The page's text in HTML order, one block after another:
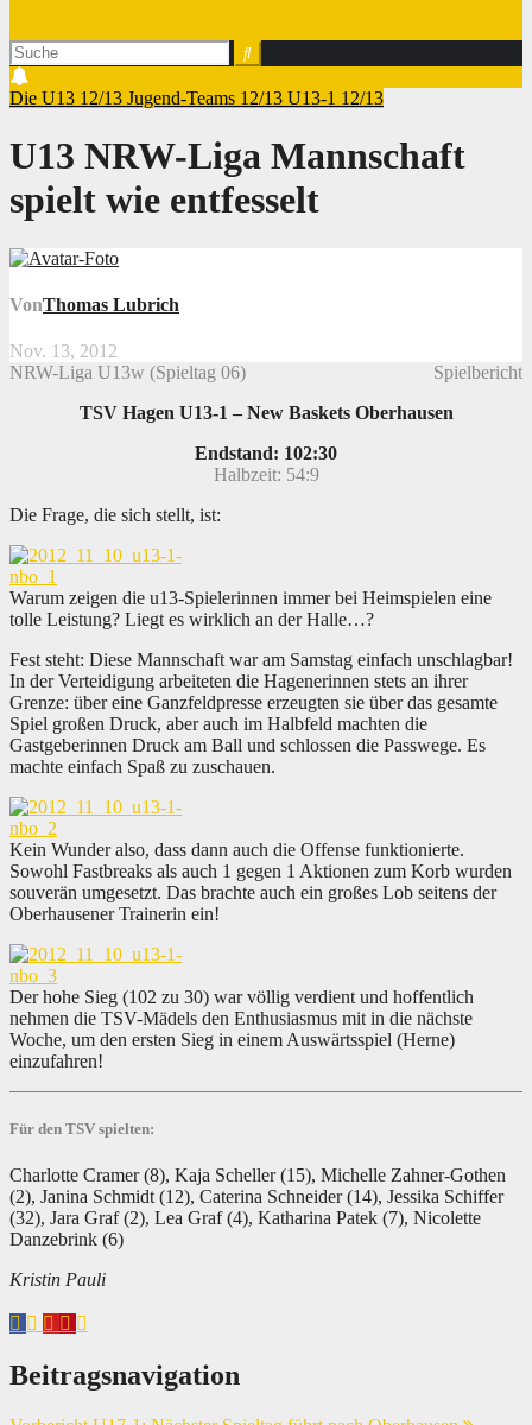
Die U13 12/13 Jugend-Teams 12/13 U13-1 12/13
U13 NRW-Liga Mannschaft
spielt wie entfesselt
VonThomas Lubrich
Nov. 13, 2012
NRW-Liga U13w (Spieltag 06)
Spielbericht
TSV Hagen U13-1 – New Baskets Oberhausen
Endstand: 102:30
Halbzeit: 54:9
Die Frage, die sich stellt, ist:
Warum zeigen die u13-Spielerinnen immer bei Heimspielen eine
tolle Leistung? Liegt es wirklich an der Halle…?
Fest steht: Diese Mannschaft war am Samstag einfach unschlagbar!
In der Verteidigung arbeiteten die Hagenerinnen stets an ihrer
Grenze: über eine Ganzfeldpresse erzeugten sie über das gesamte
Spiel großen Druck, aber auch im Halbfeld machten die
Gastgeberinnen Druck am Ball und schlossen die Passwege. Es
machte einfach Spaß zu zuschauen.
Kein Wunder also, dass dann auch die Offense funktionierte.
Sowohl Fastbreaks als auch 1 gegen 1 Aktionen zum Korb wurden
souverän umgesetzt. Das brachte auch ein großes Lob seitens der
Oberhausener Trainerin ein!
Der hohe Sieg (102 zu 30) war völlig verdient und hoffentlich
nehmen die TSV-Mädels den Enthusiasmus mit in die nächste
Woche, um den ersten Sieg in einem Auswärtsspiel (Herne)
einzufahren!
Für den TSV spielten:
Charlotte Cramer (8), Kaja Scheller (15), Michelle Zahner-Gothen
(2), Janina Schmidt (12), Caterina Schneider (14), Jessika Schiffer
(32), Jara Graf (2), Lea Graf (4), Katharina Patek (7), Nicolette
Danzebrink (6)
Kristin Pauli
Beitragsnavigation